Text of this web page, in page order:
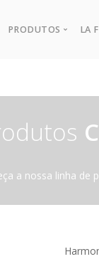
PRODUTOS LA
a nossa linha de